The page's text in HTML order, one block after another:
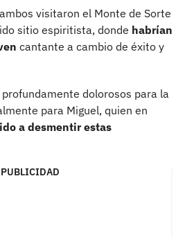
visitaron el Monte de Sorte
sitio espiritista, donde habrían
cantante a cambio de éxito y
dolorosos para la
para Miguel, quien en
a desmentir estas
PUBLICIDAD